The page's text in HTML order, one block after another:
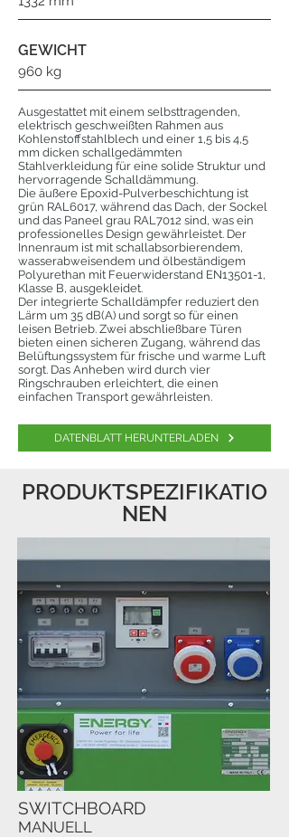
GEWICHT
960 kg
Ausgestattet mit einem selbsttragenden,
elektrisch geschweißten Rahmen aus
Kohlenstoffstahlblech und einer 1,5 bis 4,5
mm dicken schallgedämmten
Stahlverkleidung für eine solide Struktur und
hervorragende Schalldämmung.
Die äußere Epoxid-Pulverbeschichtung ist
grün RAL6017, während das Dach, der Sockel
und das Paneel grau RAL7012 sind, was ein
professionelles Design gewährleistet. Der
Innenraum ist mit schallabsorbierendem,
wasserabweisendem und ölbeständigem
Polyurethan mit Feuerwiderstand EN13501-1,
Klasse B, ausgekleidet.
Der integrierte Schalldämpfer reduziert den
Lärm um 35 dB(A) und sorgt so für einen
leisen Betrieb. Zwei abschließbare Türen
bieten einen sicheren Zugang, während das
Belüftungssystem für frische und warme Luft
sorgt. Das Anheben wird durch vier
Ringschrauben erleichtert, die einen
einfachen Transport gewährleisten.
DATENBLATT HERUNTERLADEN
PRODUKTSPEZIFIKATIO
NEN
SWITCHBOARD
MANUELL